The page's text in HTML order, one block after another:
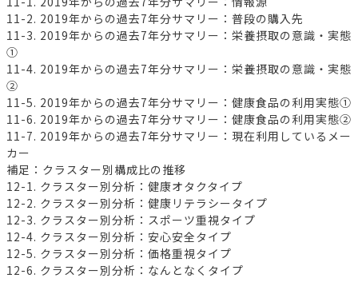
11-2. 2019年からの過去7年分サマリー：普段の購入先
11-3. 2019年からの過去7年分サマリー：栄養摂取の意識・実態
①
11-4. 2019年からの過去7年分サマリー：栄養摂取の意識・実態
②
11-5. 2019年からの過去7年分サマリー：健康食品の利用実態①
11-6. 2019年からの過去7年分サマリー：健康食品の利用実態②
11-7. 2019年からの過去7年分サマリー：現在利用しているメー
カー
補足：クラスター別構成比の推移
12-1. クラスター別分析：健康オタクタイプ
12-2. クラスター別分析：健康リテラシータイプ
12-3. クラスター別分析：スポーツ重視タイプ
12-4. クラスター別分析：安心安全タイプ
12-5. クラスター別分析：価格重視タイプ
12-6. クラスター別分析：なんとなくタイプ